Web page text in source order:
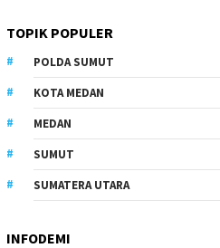
TOPIK POPULER
POLDA SUMUT
KOTA MEDAN
MEDAN
SUMUT
SUMATERA UTARA
INFODEMI